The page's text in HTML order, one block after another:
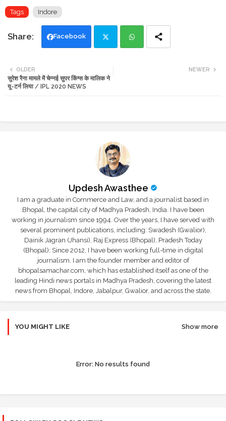
Tags Indore
Facebook
tte
NEWER
OLDER
सुरेश रैना मामले में चेन्नई सुपर किंग्स के मालिक ने
यू-टर्न लिया / IPL 2020 NEWS
Updesh Awasthee
I am a graduate in Commerce and Law, and a journalist based in
Bhopal, the capital city of Madhya Pradesh, India. I have been
working in journalism since 1994. Over the years, I have served with
several prominent publications, including: Swadesh (Gwalior),
Dainik Jagran (Jhansi), Raj Express (Bhopal), Pradesh Today
(Bhopal); Since 2012, I have been working full-time in digital
journalism. I am the founder member and editor of
bhopalsamachar.com, which has established itself as one of the
leading Hindi news portals in Madhya Pradesh, covering the latest
news from Bhopal, Indore, Jabalpur, Gwalior, and across the state.
YOU MIGHT LIKE Show more
Error: No results found